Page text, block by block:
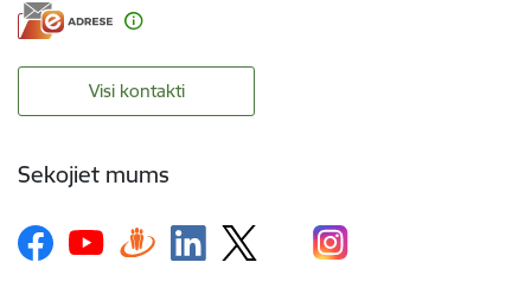
Visi kontakti
Sekojiet mums